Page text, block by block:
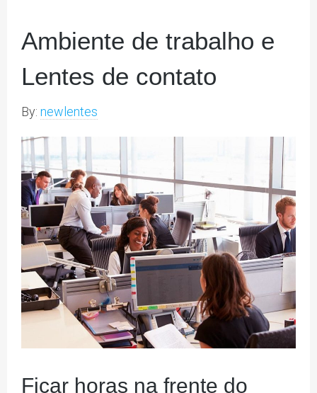
Ambiente de trabalho e
Lentes de contato
By: newlentes
Ficar horas na frente do